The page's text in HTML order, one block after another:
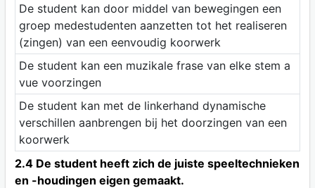
De student kan door middel van bewegingen een
groep medestudenten aanzetten tot het realiseren
(zingen) van een eenvoudig koorwerk
De student kan een muzikale frase van elke stem a
vue voorzingen
De student kan met de linkerhand dynamische
verschillen aanbrengen bij het doorzingen van een
koorwerk
2.4 De student heeft zich de juiste speeltechnieken
en -houdingen eigen gemaakt.